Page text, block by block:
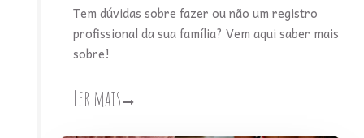
Tem dúvidas sobre fazer ou não um registro
profissional da sua família? Vem aqui saber mais
sobre!
Ler mais